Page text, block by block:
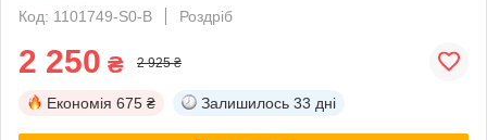
Код: 1101749-S0-B
Роздріб
2 250 ₴ 2 925 ₴
Економія 675 ₴ Залишилось 33 дні